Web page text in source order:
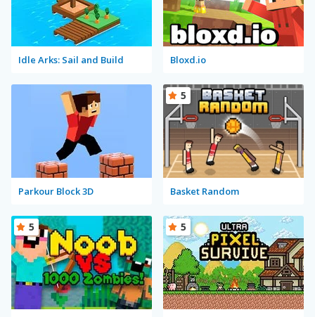
Idle Arks: Sail and Build Bloxd.io
Parkour Block 3D Basket Random
5
5 5